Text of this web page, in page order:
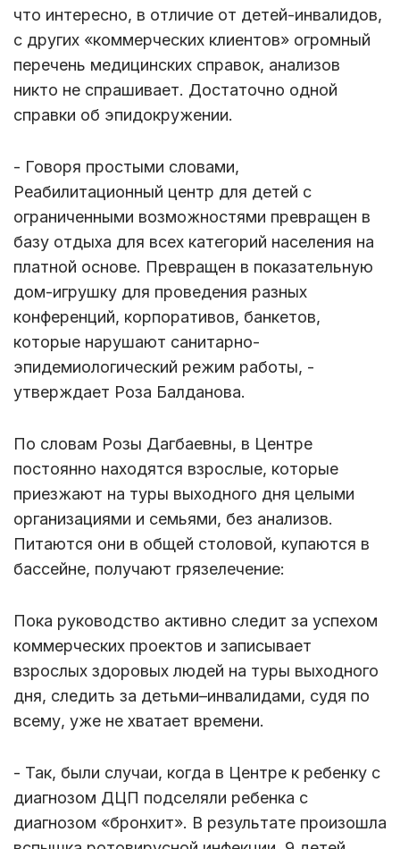
что интересно, в отличие от детей-инвалидов,
с других «коммерческих клиентов» огромный
перечень медицинских справок, анализов
никто не спрашивает. Достаточно одной
справки об эпидокружении.
- Говоря простыми словами,
Реабилитационный центр для детей с
ограниченными возможностями превращен в
базу отдыха для всех категорий населения на
платной основе. Превращен в показательную
дом-игрушку для проведения разных
конференций, корпоративов, банкетов,
которые нарушают санитарно-
эпидемиологический режим работы, -
утверждает Роза Балданова.
По словам Розы Дагбаевны, в Центре
постоянно находятся взрослые, которые
приезжают на туры выходного дня целыми
организациями и семьями, без анализов.
Питаются они в общей столовой, купаются в
бассейне, получают грязелечение:
Пока руководство активно следит за успехом
коммерческих проектов и записывает
взрослых здоровых людей на туры выходного
дня, следить за детьми–инвалидами, судя по
всему, уже не хватает времени.
- Так, были случаи, когда в Центре к ребенку с
диагнозом ДЦП подселяли ребенка с
диагнозом «бронхит». В результате произошла